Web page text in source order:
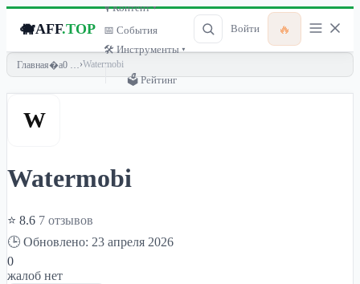
🐗AFF.TOP
🎙 Контент ▾
📅 События
🛠 Инструменты ▾
🗳 Рейтинг
Войти 🔥
Главная ›Watermobi
W
Watermobi
⭐ 8.6 7 отзывов
🕒 Обновлено: 23 апреля 2026
0
жалоб нет